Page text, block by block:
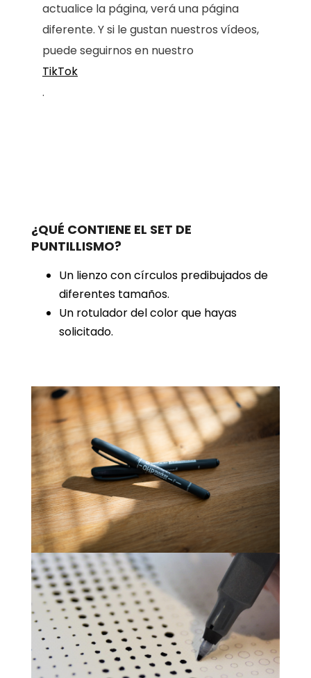
actualice la página, verá una página
diferente. Y si le gustan nuestros vídeos,
puede seguirnos en nuestro
TikTok
.
¿QUÉ CONTIENE EL SET DE
PUNTILLISMO?
Un lienzo con círculos predibujados de
diferentes tamaños.
Un rotulador del color que hayas
solicitado.